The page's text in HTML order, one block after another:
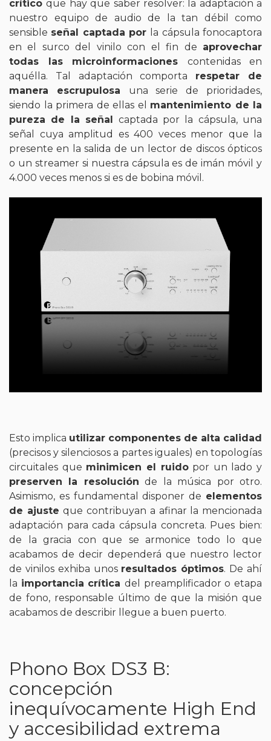
críticoque hay que saber resolver: la adaptación a
nuestro equipo de audio de la tan débil como
sensible señal captada por la cápsula fonocaptora
en el surco del vinilo con el fin de aprovechar
todas las microinformaciones contenidas en
aquélla. Tal adaptación comporta respetar de
manera escrupulosa una serie de prioridades,
siendo la primera de ellas el mantenimiento de la
pureza de la señal captada por la cápsula, una
señal cuya amplitud es 400 veces menor que la
presente en la salida de un lector de discos ópticos
o un streamer si nuestra cápsula es de imán móvil y
4.000 veces menos si es de bobina móvil.
Esto implica utilizar componentes de alta calidad
(precisos y silenciosos a partes iguales) en topologías
circuitales que minimicen el ruidopor un lado y
preserven la resolución de la música por otro.
Asimismo, es fundamental disponer de elementos
de ajusteque contribuyan a afinar la mencionada
adaptación para cada cápsula concreta. Pues bien:
de la gracia con que se armonice todo lo que
acabamos de decir dependerá que nuestro lector
de vinilos exhiba unos resultados óptimos. De ahí
la importancia críticadel preamplificador o etapa
de fono, responsable último de que la misión que
acabamos de describir llegue a buen puerto.
Phono Box DS3 B:
concepción
inequívocamente High End
y accesibilidad extrema